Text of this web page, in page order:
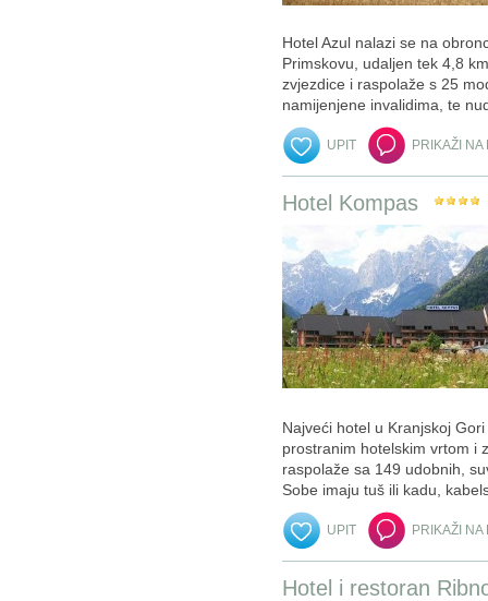
Hotel Azul nalazi se na
Primskovu, udaljen tek 4,8
zvjezdice i raspolaže s 25
namijenjene invalidima, te
UPIT PRIKAŽI NA
Hotel Kompas
Najveći hotel u Kranjskoj
prostranim hotelskim vrtom i
raspolaže sa 149 udobnih,
Sobe imaju tuš ili kadu,
UPIT PRIKAŽI NA
Hotel i restoran